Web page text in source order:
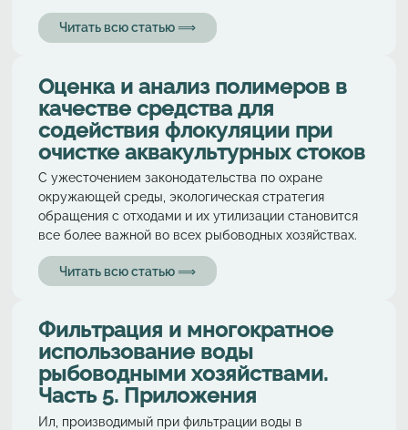
Читать всю статью ⟹
Оценка и анализ полимеров в
качестве средства для
содействия флокуляции при
очистке аквакультурных стоков
С ужесточением законодательства по охране
окружающей среды, экологическая стратегия
обращения с отходами и их утилизации становится
все более важной во всех рыбоводных хозяйствах.
Читать всю статью ⟹
Фильтрация и многократное
использование воды
рыбоводными хозяйствами.
Часть 5. Приложения
Ил, производимый при фильтрации воды в